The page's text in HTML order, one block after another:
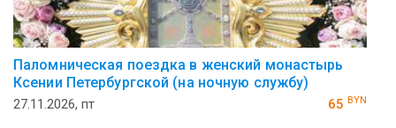
Паломническая поездка в женский монастырь
Ксении Петербургской (на ночную службу)
27.11.2026, пт 65 BYN